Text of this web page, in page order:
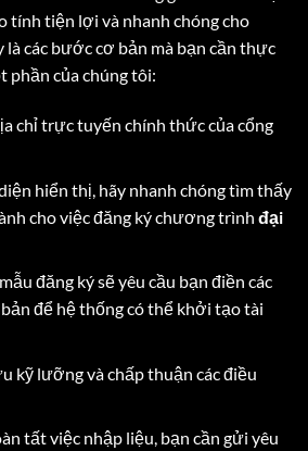
tính tiện lợi và nhanh chóng cho
các bước cơ bản mà bạn cần thực
phần của chúng tôi:
chỉ trực tuyến chính thức của cổng
hiển thị, hãy nhanh chóng tìm thấy
cho việc đăng ký chương trình đại
đăng ký sẽ yêu cầu bạn điền các
để hệ thống có thể khởi tạo tài
kỹ lưỡng và chấp thuận các điều
tất việc nhập liệu, bạn cần gửi yêu